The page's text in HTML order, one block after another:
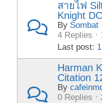
สายไฟ
Knight
By Sombat
4 Replies ·
Last post:
Harman
Citation
By
0 Replies ·